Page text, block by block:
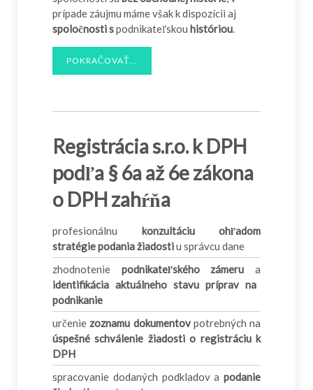
prípade záujmu máme však k dispozícii aj
spoločnosti spodnikateľskou históriou.
POKRAČOVAŤ...
Registrácia s.r.o. k DPH
podľa § 6a až 6e zákona
o DPH zahŕňa
profesionálnu konzultáciu ohľadom
stratégie podania žiadostiu správcu dane
zhodnotenie podnikateľského zámeru a
identifikácia aktuálneho stavu príprav na
podnikanie
určenie zoznamu dokumentovpotrebných na
úspešné schválenie žiadosti o registráciu k
DPH
spracovanie dodaných podkladov a podanie